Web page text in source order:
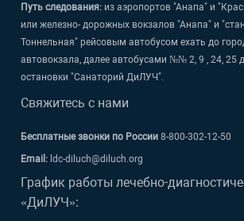
Путь следования: из аэропортов "Анапа" и
или железно- дорожных вокзалов "Анапа" и
Тоннельная" рейсовым автобусом ехать до
автовокзала, далее автобусами №№ 2, 9 , 24, 25
остановки "Санаторий ДиЛУЧ".
Свяжитесь с нами
Бесплатные звонки по России8-800-302-12-50
Email: ldc-diluch@diluch.org
График работы лечебно-
«ДиЛУЧ»: